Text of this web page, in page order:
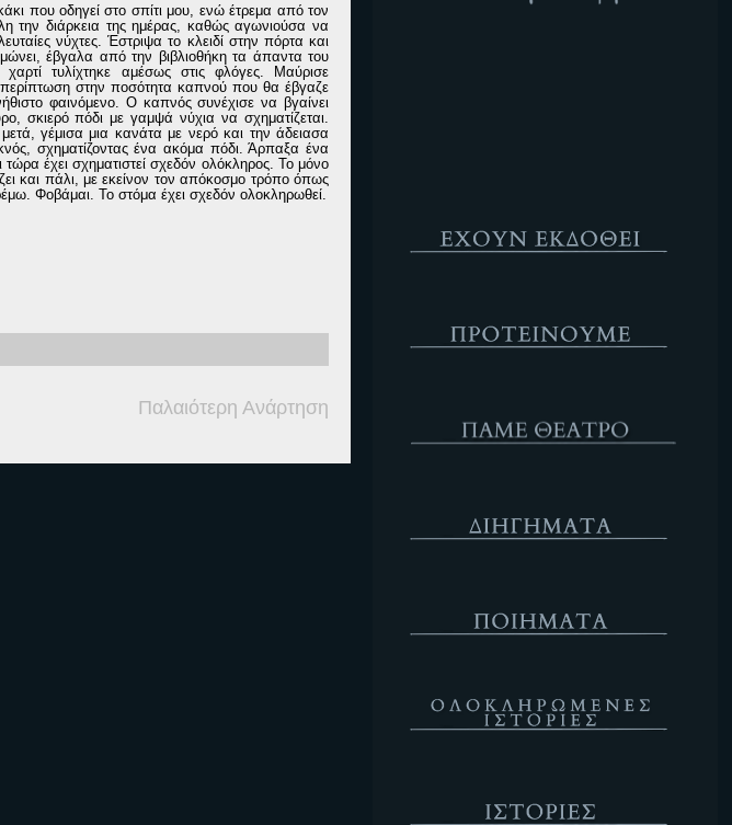
που οδηγεί στο σπίτι μου, ενώ έτρεμα από τον
την διάρκεια της ημέρας, καθώς αγωνιούσα να
νύχτες. Έστριψα το κλειδί στην πόρτα και
έβγαλα από την βιβλιοθήκη τα άπαντα του
χαρτί τυλίχτηκε αμέσωςστις φλόγες. Μαύρισε
στην ποσότητα καπνού που θα έβγαζε
φαινόμενο . Ο καπνός συνέχισε να βγαίνει
σκιερό πόδι με γαμψά νύχια να σχηματίζεται.
γέμισα μια κανάτα με νερό και την άδειασα
σχηματίζοντας ένα ακόμα πόδι . Άρπαξα ένα
έχει σχηματιστεί σχεδόν ολόκληρος. Το μόνο
και πάλι με εκείνον τον απόκοσμο τρόπο όπως
Φοβάμαι. Το στόμα έχει σχεδόν ολοκληρωθεί
Παλαιότερη Ανάρτηση